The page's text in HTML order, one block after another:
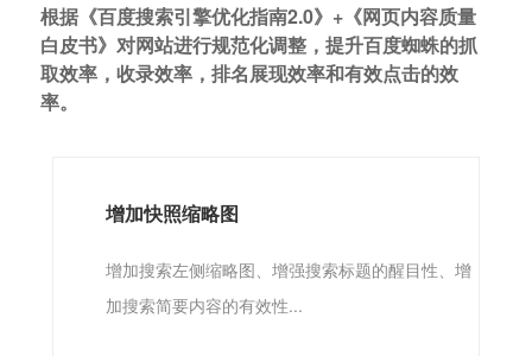
根据《百度搜索引擎优化指南2.0》+《网页内容质量
白皮书》对网站进行规范化调整，提升百度蜘蛛的抓
取效率，收录效率，排名展现效率和有效点击的效
率。
增加快照缩略图
增加搜索左侧缩略图、增强搜索标题的醒目性、增
加搜索简要内容的有效性...